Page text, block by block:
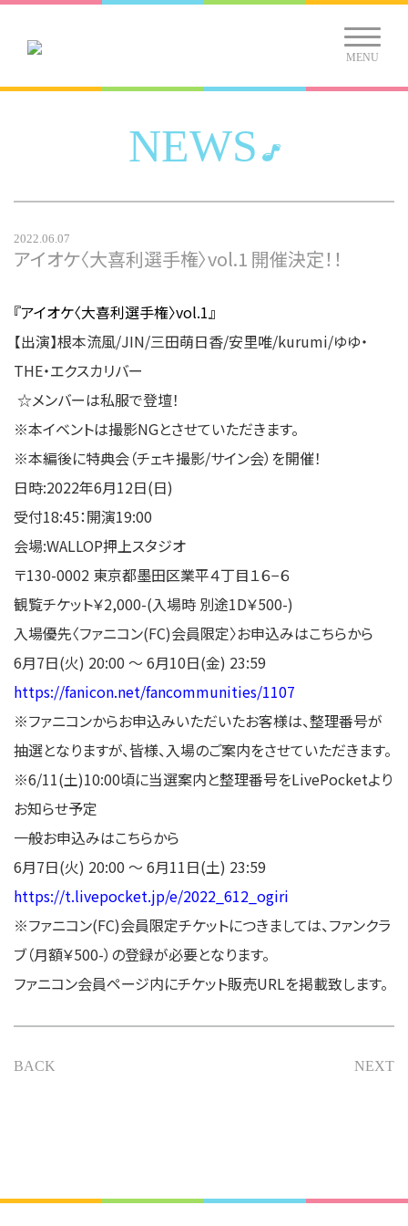
MENU
NEWS
2022.06.07
アイオケ〈大喜利選手権〉vol.1 開催決定！！
『アイオケ〈大喜利選手権〉vol.1』
【出演】根本流風/JIN/三田萌日香/安里唯/kurumi/ゆゆ・
THE・エクスカリバー
☆メンバーは私服で登壇！
※本イベントは撮影NGとさせていただきます。
※本編後に特典会（チェキ撮影/サイン会）を開催！
日時:2022年6月12日(日)
受付18:45：開演19:00
会場:WALLOP押上スタジオ
〒130-0002 東京都墨田区業平４丁目１６−６
観覧チケット￥2,000-(入場時 別途1D￥500-)
入場優先〈ファニコン(FC)会員限定〉お申込みはこちらから
6月7日(火) 20:00 〜 6月10日(金) 23:59
https://fanicon.net/fancommunities/1107
※ファニコンからお申込みいただいたお客様は、整理番号が
抽選となりますが、皆様、入場のご案内をさせていただきます。
※6/11(土)10:00頃に当選案内と整理番号をLivePocketより
お知らせ予定
一般お申込みはこちらから
6月7日(火) 20:00 〜 6月11日(土) 23:59
https://t.livepocket.jp/e/2022_612_ogiri
※ファニコン(FC)会員限定チケットにつきましては、ファンクラ
ブ（月額￥500-）の登録が必要となります。
ファニコン会員ページ内にチケット販売URLを掲載致します。
BACK NEXT